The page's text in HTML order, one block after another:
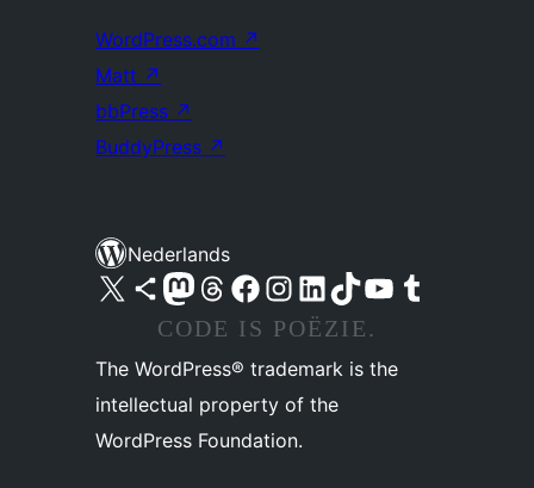
WordPress.com ↗
Matt ↗
bbPress ↗
BuddyPress ↗
Nederlands
Bezoek ons X (voorheen Twitter) account
Bezoek ons Bluesky account
Bezoek ons Mastodon account
Bezoek ons Threads account
Onze Facebook pagina bezoeken
Bezoek ons Instagram account
Bezoek ons LinkedIn account
Bezoek ons TikTok account
Bezoek ons YouTube kanaalBezoek ons Tumblr account
CODE IS POËZIE.
The WordPress® trademark is the
intellectual property of the
WordPress Foundation.